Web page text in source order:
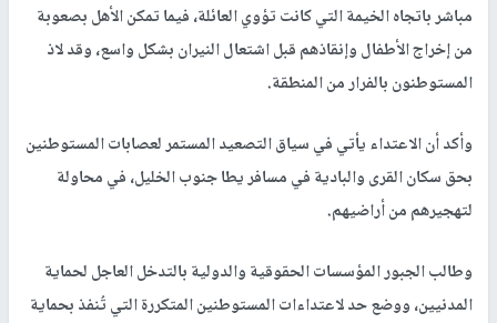
مباشر باتجاه الخيمة التي كانت تؤوي العائلة، فيما تمكن الأهل بصعوبة
من إخراج الأطفال وإنقاذهم قبل اشتعال النيران بشكل واسع، وقد لاذ
المستوطنون بالفرار من المنطقة.
وأكد أن الاعتداء يأتي في سياق التصعيد المستمر لعصابات المستوطنين
بحق سكان القرى والبادية في مسافر يطا جنوب الخليل، في محاولة
لتهجيرهم من أراضيهم.
وطالب الجبور المؤسسات الحقوقية والدولية بالتدخل العاجل لحماية
المدنيين، ووضع حد لاعتداءات المستوطنين المتكررة التي تُنفذ بحماية